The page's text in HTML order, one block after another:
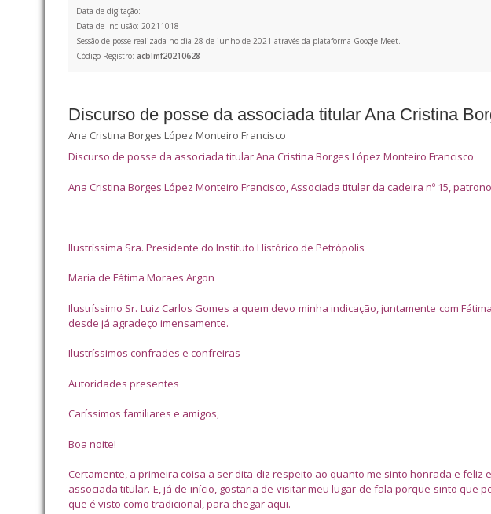
Data de digitação:
Data de Inclusão: 20211018
Sessão de posse realizada no dia 28 de junho de 2021 através da plataforma Google Meet.
Código Registro: acblmf20210628
Discurso de posse da associada titular Ana Cristina
Ana Cristina Borges López Monteiro Francisco
Discurso de posse da associada titular Ana Cristina Borges López Monteiro Francisco
Ana Cristina Borges López Monteiro Francisco, Associada titular da cadeira nº 15,
Ilustríssima Sra. Presidente do Instituto Histórico de Petrópolis
Maria de Fátima Moraes Argon
Ilustríssimo Sr. Luiz Carlos Gomes a quem devo minha indicação, juntamente com
desde já agradeço imensamente.
Ilustríssimos confrades e confreiras
Autoridades presentes
Caríssimos familiares e amigos,
Boa noite!
Certamente, a primeira coisa a ser dita diz respeito ao quanto me sinto honrada e feliz
associada titular. E, já de início, gostaria de visitar meu lugar de fala porque sinto que
que é visto como tradicional, para chegar aqui.